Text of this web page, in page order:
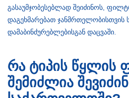
გასაუმჯობესებლად შეიძინოს,
დაგეხმარებათ ჯანმრთელობისთვის
დამაბინძურებლებისგან დაცვაში.
რა ტიპის წყლის
შემიძლია